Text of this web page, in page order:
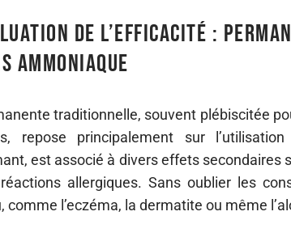
de l’efficacité :
ammoniaque
traditionnelle, souvent plébiscitée
repose principalement sur
est associé à divers effets secondaires
allergiques. Sans oublier les
comme l’eczéma, la dermatite ou même